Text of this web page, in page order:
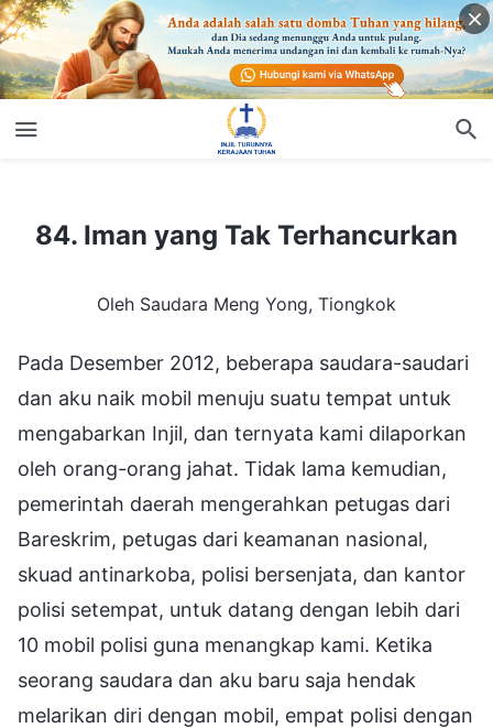
84. Iman yang Tak Terhancurkan
84. Iman yang Tak Terhancurkan
Oleh Saudara Meng Yong, Tiongkok
Pada Desember 2012, beberapa saudara-saudari
dan aku naik mobil menuju suatu tempat untuk
mengabarkan Injil, dan ternyata kami dilaporkan
oleh orang-orang jahat. Tidak lama kemudian,
pemerintah daerah mengerahkan petugas dari
Bareskrim, petugas dari keamanan nasional,
skuad antinarkoba, polisi bersenjata, dan kantor
polisi setempat, untuk datang dengan lebih dari
10 mobil polisi guna menangkap kami. Ketika
seorang saudara dan aku baru saja hendak
melarikan diri dengan mobil, empat polisi dengan